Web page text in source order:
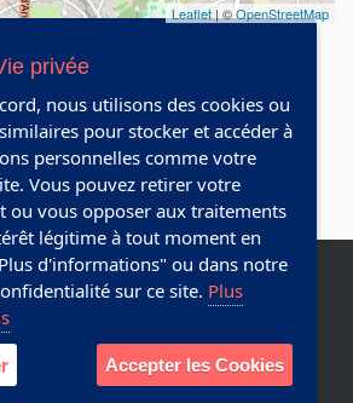
Leaflet | ©OpenStreetMap
8
de Chapelle-lez-Herlaimont.
Collège communal
privée
nous utilisons des cookies ou
pour stocker et accéder à
personnelles comme votre
Vous pouvez retirer votre
ou vous opposer aux traitements
légitime à tout moment en
d'informations" ou dans notre
sur ce site. Plus
Accepter les Cookies